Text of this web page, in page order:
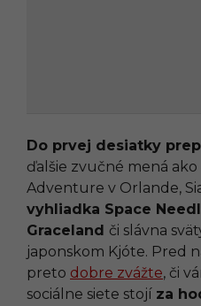
Do prvej desiatky
ďalšie zvučné mená
Adventure v Orlande,
vyhliadka Space
Graceland či slávna
japonskom Kjóte. Pred
preto dobre zvážte, či
sociálne siete stojí za